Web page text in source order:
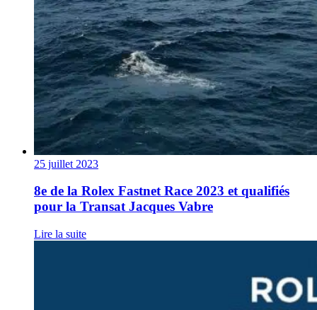
25 juillet 2023
8e de la Rolex Fastnet Race 2023 et qualifiés
pour la Transat Jacques Vabre
Lire la suite